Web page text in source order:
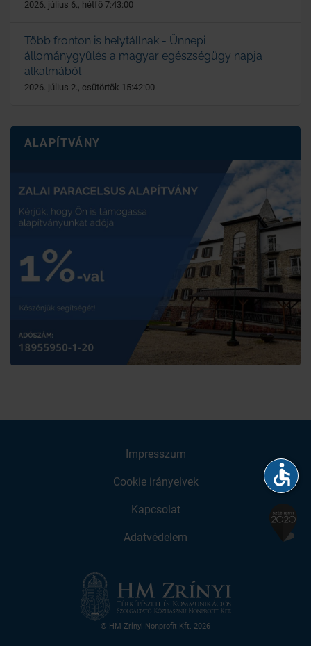
2026. július 6., hétfő 7:43:00
Több fronton is helytállnak - Ünnepi
állománygyűlés a magyar egészségügy napja
alkalmából
2026. július 2., csütörtök 15:42:00
ALAPÍTVÁNY
Impresszum
Cookie irányelvek
Kapcsolat
Adatvédelem
© HM Zrínyi Nonprofit Kft. 2026
accessible